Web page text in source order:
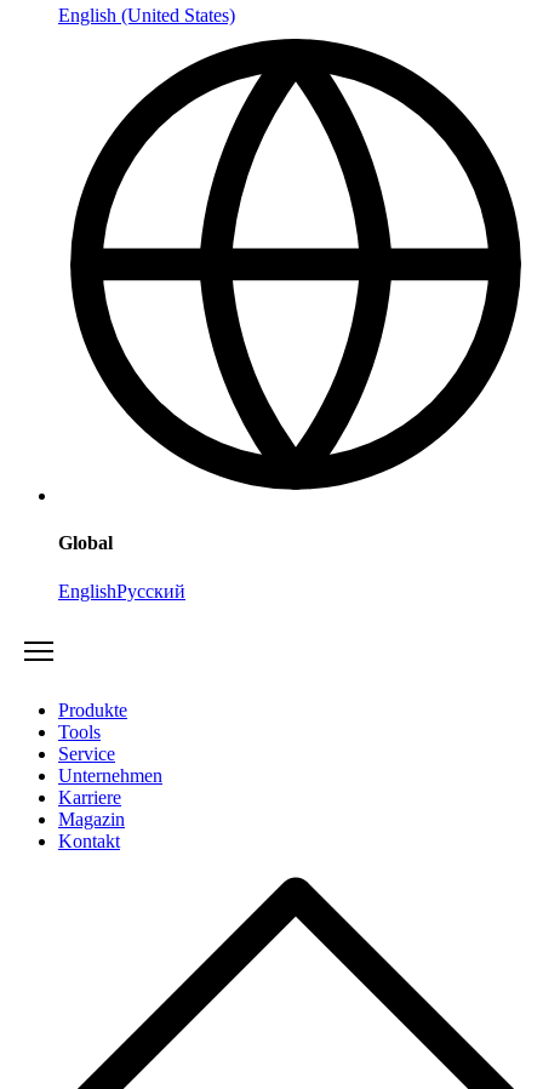
English (United States)
Global
EnglishРусский
Produkte
Tools
Service
Unternehmen
Karriere
Magazin
Kontakt